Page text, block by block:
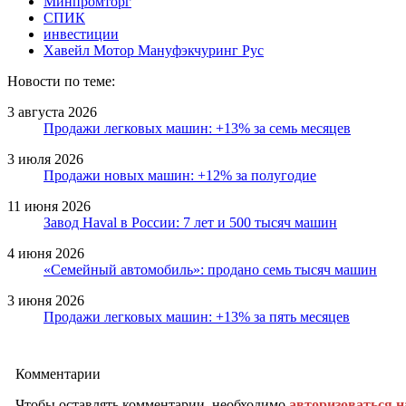
СПИК
инвестиции
Хавейл Мотор Мануфэкчуринг Рус
Новости по теме:
3 августа 2026
Продажи легковых машин: +13% за семь месяцев
3 июля 2026
Продажи новых машин: +12% за полугодие
11 июня 2026
Завод Haval в России: 7 лет и 500 тысяч машин
4 июня 2026
«Семейный автомобиль»: продано семь тысяч машин
3 июня 2026
Продажи легковых машин: +13% за пять месяцев
Комментарии